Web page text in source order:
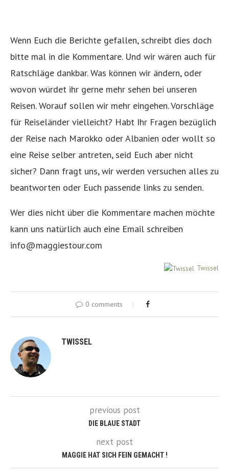
Wenn Euch die Berichte gefallen, schreibt dies doch
bitte mal in die Kommentare. Und wir wären auch für
Ratschläge dankbar. Was können wir ändern, oder
wovon würdet ihr gerne mehr sehen bei unseren
Reisen. Worauf sollen wir mehr eingehen. Vorschläge
für Reiseländer vielleicht? Habt Ihr Fragen bezüglich
der Reise nach Marokko oder Albanien oder wollt so
eine Reise selber antreten, seid Euch aber nicht
sicher? Dann fragt uns, wir werden versuchen alles zu
beantworten oder Euch passende links zu senden.
Wer dies nicht über die Kommentare machen möchte
kann uns natürlich auch eine Email schreiben
info@maggiestour.com
Twissel
0 comments
TWISSEL
previous post
DIE BLAUE STADT
next post
MAGGIE HAT SICH FEIN GEMACHT !